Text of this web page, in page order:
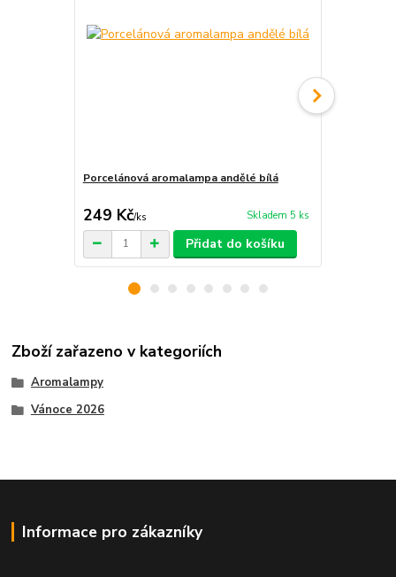
Porcelánová aromalampa andělé bílá
249 Kč/ks Skladem 5 ks
Přidat do košíku
Zboží zařazeno v kategoriích
Aromalampy
Vánoce 2026
Informace pro zákazníky